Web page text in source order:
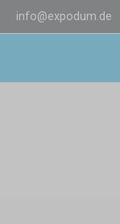
info@expodum.de